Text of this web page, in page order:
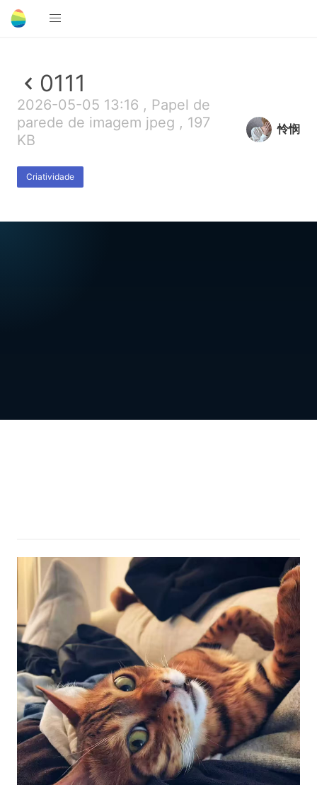
0111
2026-05-05 13:16 , Papel de
parede de imagem jpeg , 197
KB
Criatividade
怜悯